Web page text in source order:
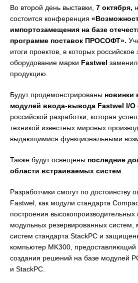
Во второй день выставки, 7 октября,
состоится конференция
импортозамещения на базе
программе поставок ПРОСОФТ».
итоги проектов, в которых российское
оборудование марки Fastwel
продукцию.
Будут продемонстрированы новинки
модулей ввода-вывода Fastwel I/O
российской разработки, которая
техникой известных мировых
выдающимися функциональными
Также будут освещены последние
области встраиваемых систем
Разработчики смогут по достоинству
Fastwel, как модули стандарта
построения высокопроизводительных
модульных резервированных систем,
систем стандарта StackPC и
компьютер MK300, предоставляющий
создания решений на базе модулей
и StackPC.